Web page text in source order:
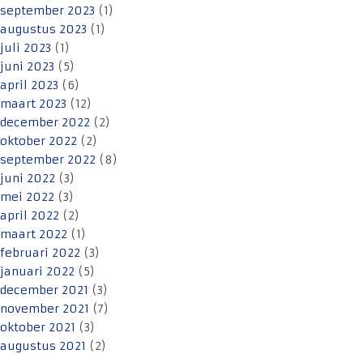
september 2023 (1)
augustus 2023 (1)
juli 2023 (1)
juni 2023 (5)
april 2023 (6)
maart 2023 (12)
december 2022 (2)
oktober 2022 (2)
september 2022 (8)
juni 2022 (3)
mei 2022 (3)
april 2022 (2)
maart 2022 (1)
februari 2022 (3)
januari 2022 (5)
december 2021 (3)
november 2021 (7)
oktober 2021 (3)
augustus 2021 (2)